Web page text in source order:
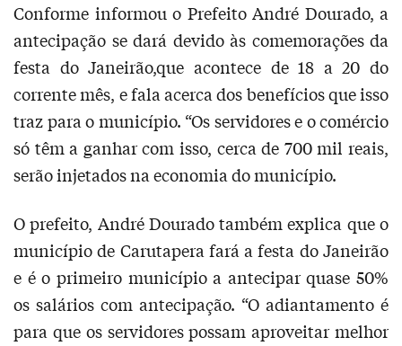
Conforme informou o Prefeito André Dourado, a
antecipação se dará devido às comemorações da
festa do Janeirão,que acontece de 18 a 20 do
corrente mês, e fala acerca dos benefícios que isso
traz para o município. “Os servidores e o comércio
só têm a ganhar com isso, cerca de 700 mil reais,
serão injetados na economia do município.
O prefeito, André Dourado também explica que o
município de Carutapera fará a festa do Janeirão
e é o primeiro município a antecipar quase 50%
os salários com antecipação. “O adiantamento é
para que os servidores possam aproveitar melhor